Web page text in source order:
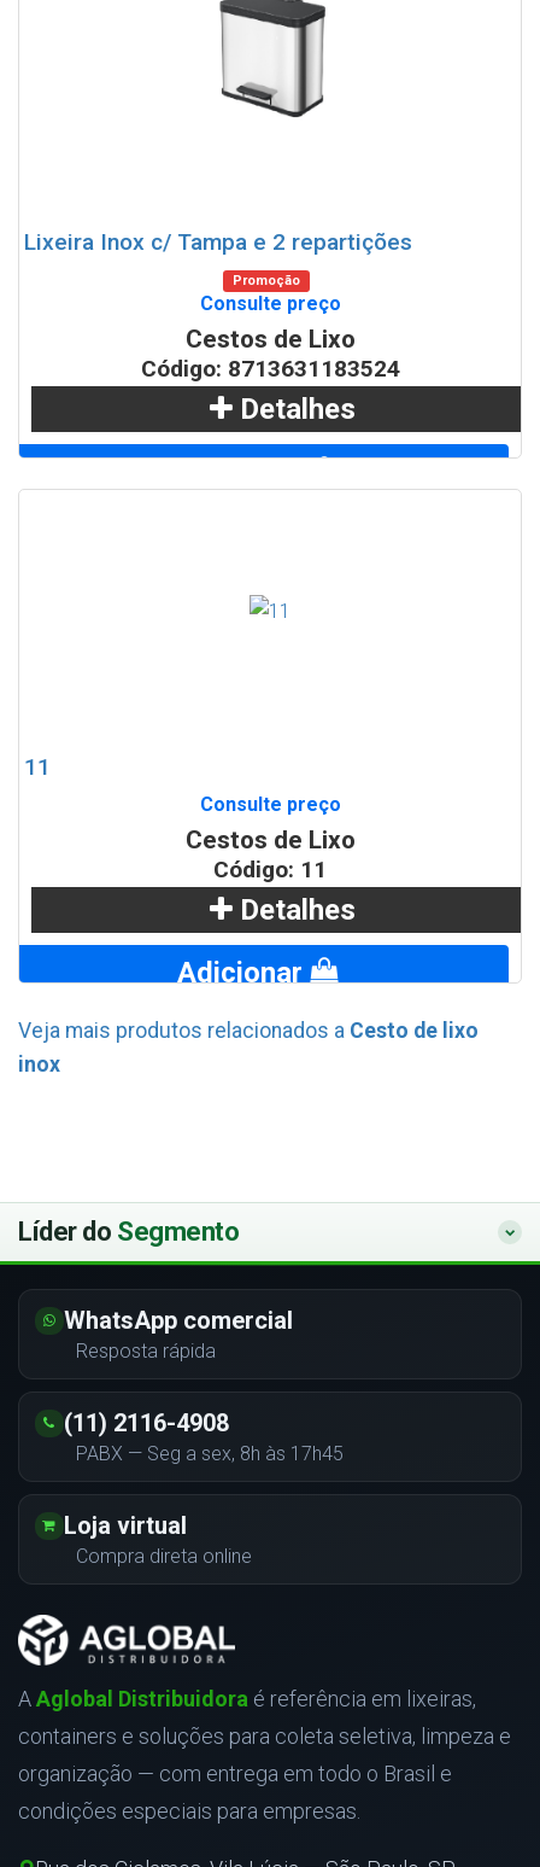
Lixeira Inox c/ Tampa e 2 repartições
Promoção
Consulte preço
Cestos de Lixo
Código: 8713631183524
Detalhes
11
Consulte preço
Cestos de Lixo
Código: 11
Detalhes
Adicionar
WhatsApp
Veja mais produtos relacionados a Cesto de lixo
inox
Líder do Segmento
WhatsApp comercial
Resposta rápida
(11) 2116-4908
PABX — Seg a sex, 8h às 17h45
Loja virtual
Compra direta online
AAglobal Distribuidora é referência em lixeiras,
containers e soluções para coleta seletiva, limpeza e
organização — com entrega em todo o Brasil e
condições especiais para empresas.